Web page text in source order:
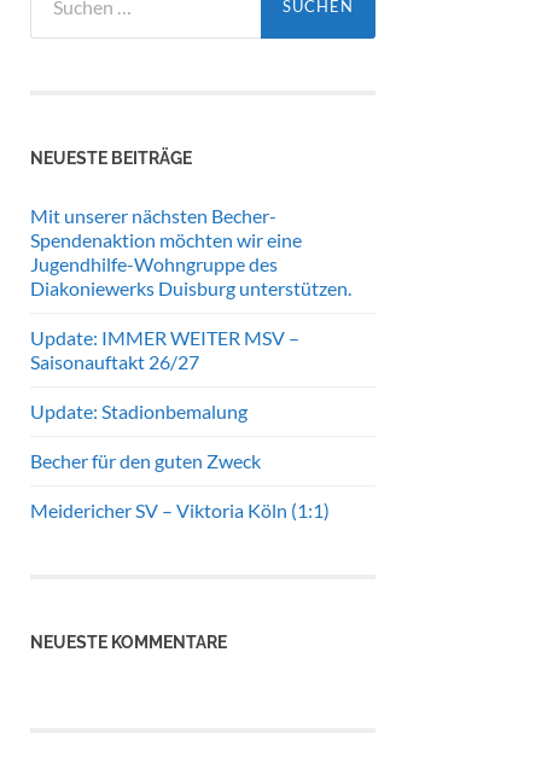
nach:
NEUESTE BEITRÄGE
Mit unserer nächsten Becher-
Spendenaktion möchten wir eine
Jugendhilfe-Wohngruppe des
Diakoniewerks Duisburg unterstützen.
Update: IMMER WEITER MSV –
Saisonauftakt 26/27
Update: Stadionbemalung
Becher für den guten Zweck
Meidericher SV – Viktoria Köln (1:1)
NEUESTE KOMMENTARE